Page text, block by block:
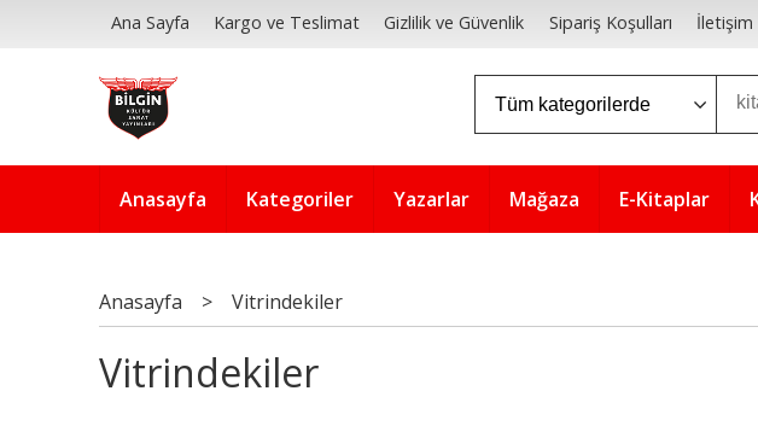
Ana Sayfa Kargo ve Teslimat Gizlilik ve Güvenlik Sipariş Koşulları İletişim
Anasayfa Kategoriler Yazarlar Mağaza E-Kitaplar
Anasayfa > Vitrindekiler
Vitrindekiler